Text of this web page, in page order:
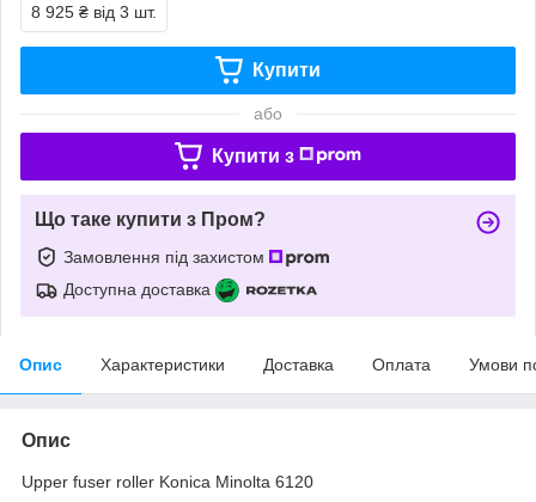
8 925 ₴ від 3 шт.
Купити
або
Купити з
Що таке купити з Пром?
Замовлення під захистом
Доступна доставка
Опис Характеристики Доставка Оплата Умови
Опис
Upper fuser roller Konica Minolta 6120